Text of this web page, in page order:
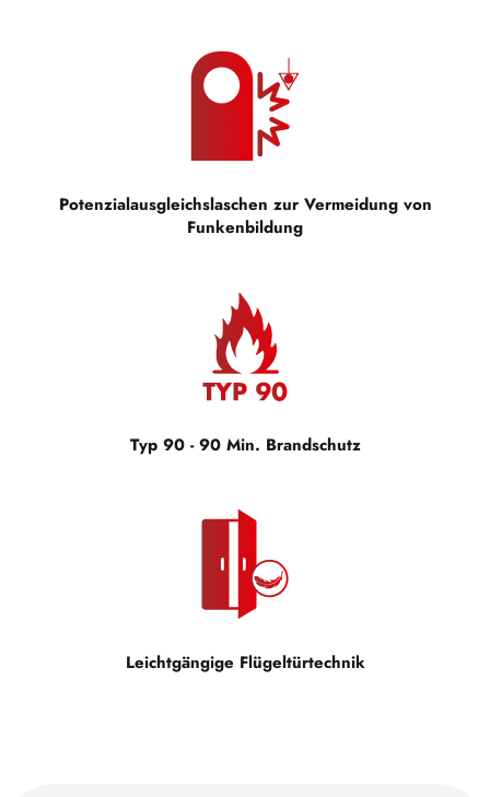
Potenzialausgleichslaschen zur Vermeidung von
Funkenbildung
Typ 90 - 90 Min. Brandschutz
Leichtgängige Flügeltürtechnik